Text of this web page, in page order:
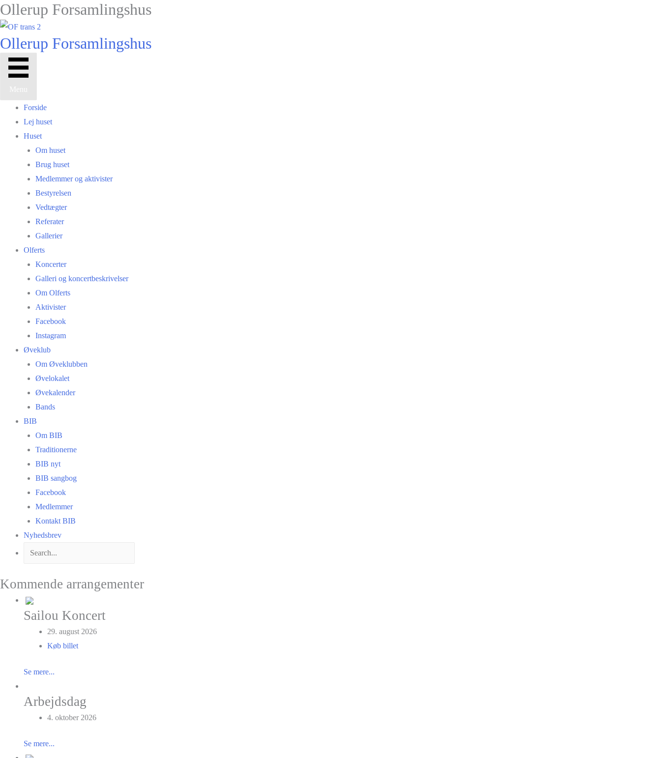
Gå
til
Ollerup Forsamlingshus
Ollerup Forsamlingshus
Menu
Forside
Lej huset
Huset
Om huset
Brug huset
Medlemmer og aktivister
Bestyrelsen
Vedtægter
Referater
Gallerier
Olferts
Koncerter
Galleri og koncertbeskrivelser
Om Olferts
Aktivister
Facebook
Instagram
Øveklub
Om Øveklubben
Øvelokalet
Øvekalender
Bands
BIB
Om BIB
Traditionerne
BIB nyt
BIB sangbog
Facebook
Medlemmer
Kontakt BIB
Nyhedsbrev
Kommende arrangementer
Sailou Koncert
29. august 2026
Køb billet
Se mere...
Arbejdsdag
4. oktober 2026
Se mere...